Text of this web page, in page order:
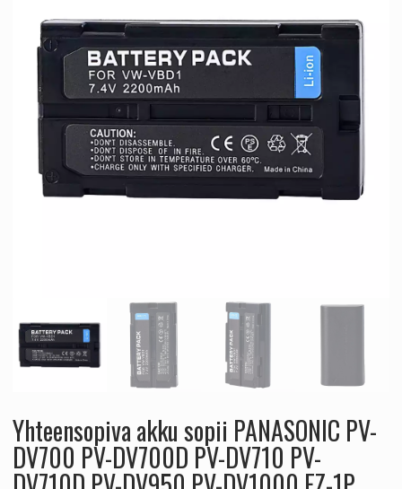
Yhteensopiva akku sopii PANASONIC PV-
DV700 PV-DV700D PV-DV710 PV-